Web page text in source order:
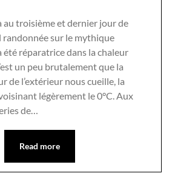
au troisième et dernier jour de
randonnée sur le mythique
été réparatrice dans la chaleur
un peu brutalement que la
de l’extérieur nous cueille, la
légèrement le 0°C. Aux
de…
Read more